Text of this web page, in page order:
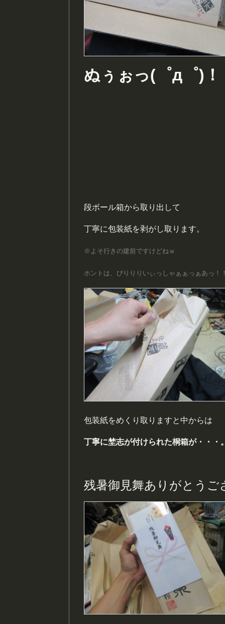
ぬぅぉっ(゜д゜)！
段ボール箱から取り出して
丁寧に包装紙を剥がし取ります。
※よそ行きの建前ですけどねｗ
ホントは、びりりりいぃっしゃぁぁっぁあっ！
包装紙をめくり取りますと中からは
丁寧に埜志が付けられた桐箱が・・・
残暑御見舞ありがとうご